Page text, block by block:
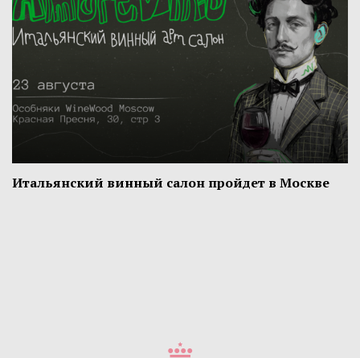
Итальянский винный салон пройдет в Москве